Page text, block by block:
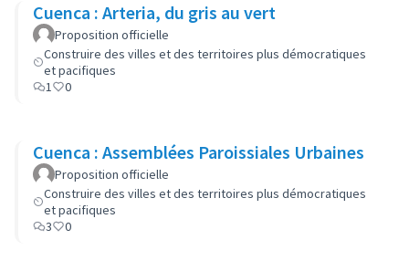
Cuenca : Arteria, du gris au vert
Proposition officielle
Construire des villes et des territoires plus démocratiques
et pacifiques
1
0
Cuenca : Assemblées Paroissiales Urbaines
Proposition officielle
Construire des villes et des territoires plus démocratiques
et pacifiques
3
0